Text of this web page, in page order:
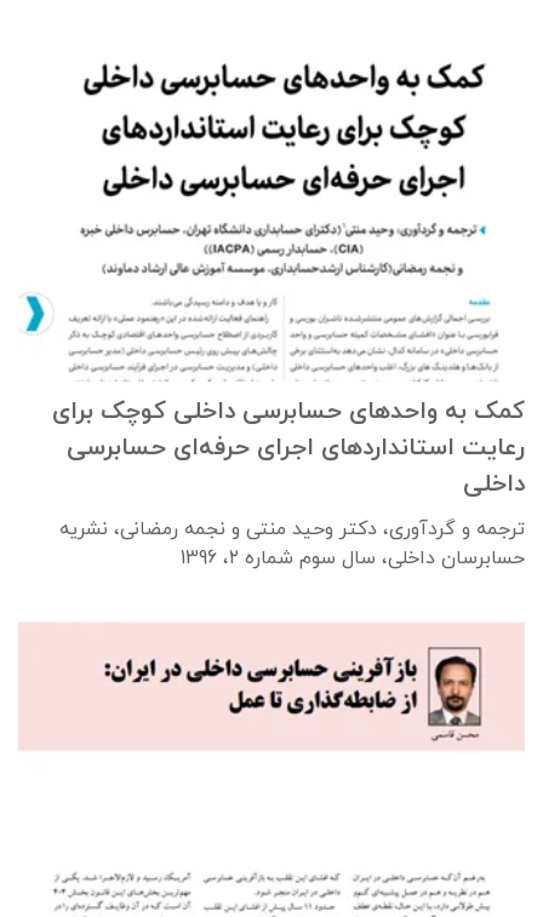
کمک به واحدهای حسابرسی داخلی کوچک برای
رعایت استانداردهای اجرای حرفه‌ای حسابرسی
داخلی
ترجمه و گردآوری، دکتر وحید منتی و نجمه رمضانی، نشریه
حسابرسان داخلی، سال سوم شماره ۲، 1396